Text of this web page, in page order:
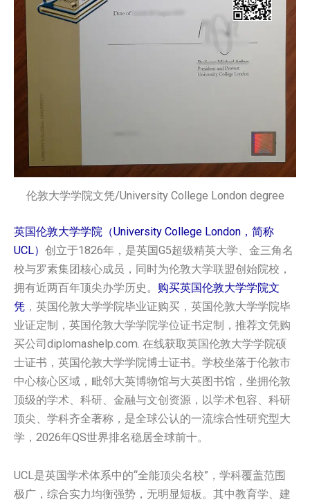
伦敦大学学院文凭/University College London degree
英国伦敦大学学院（University College London，简称
UCL） 创立于1826年，是英国G5超级精英大学、金三角名
校与罗素集团核心成员，同时为伦敦大学联盟创始院校，
拥有近两百年顶尖办学历史。 购买英国‌伦敦大学学院‌‌‌文
凭 ，英国‌伦敦大学学院‌‌‌毕业证购买，英国‌伦敦大学学院‌‌‌毕
业证定制，英国‌伦敦大学学院‌‌‌学位证书定制，推荐文凭购
买公司diplomashelp.com. 在线获取英国‌伦敦大学学院‌‌‌硕
士证书，英国‌伦敦大学学院‌‌‌博士证书。学校坐落于伦敦市
中心核心区域，毗邻大英博物馆与大英图书馆，坐拥伦敦
顶级的学术、科研、金融与文创资源，以学术包容、科研
顶尖、学科齐全著称，是全球公认的一流综合性研究型大
学，2026年QS世界排名稳居全球前十。
UCL是英国学术体系中的“全能顶尖名校”，学科覆盖范围
极广，综合实力均衡强势，无明显短板。其中教育学、建